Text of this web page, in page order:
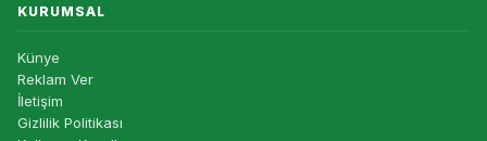
KURUMSAL
Künye
Reklam Ver
İletişim
Gizlilik Politikası